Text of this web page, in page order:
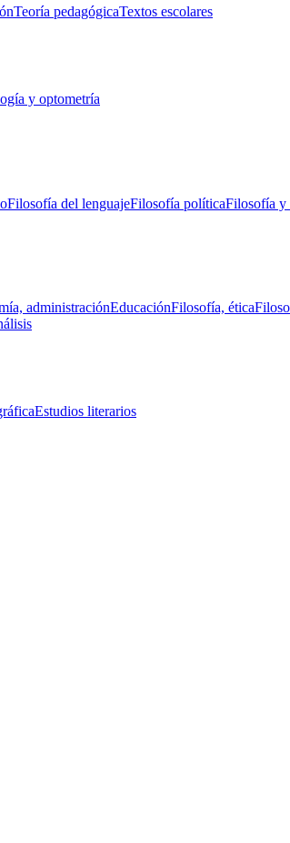
Teoría pedagógicaTextos escolares
y optometría
Filosofía del lenguajeFilosofía políticaFilosofía y
administraciónEducaciónFilosofía, ética
Estudios literarios